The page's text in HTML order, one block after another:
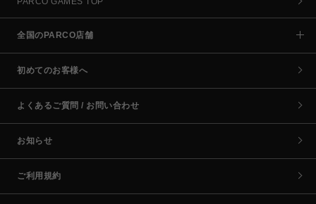
全国のPARCO店舗
初めてのお客様へ
よくあるご質問 / お問い合わせ
お知らせ
ご利用規約